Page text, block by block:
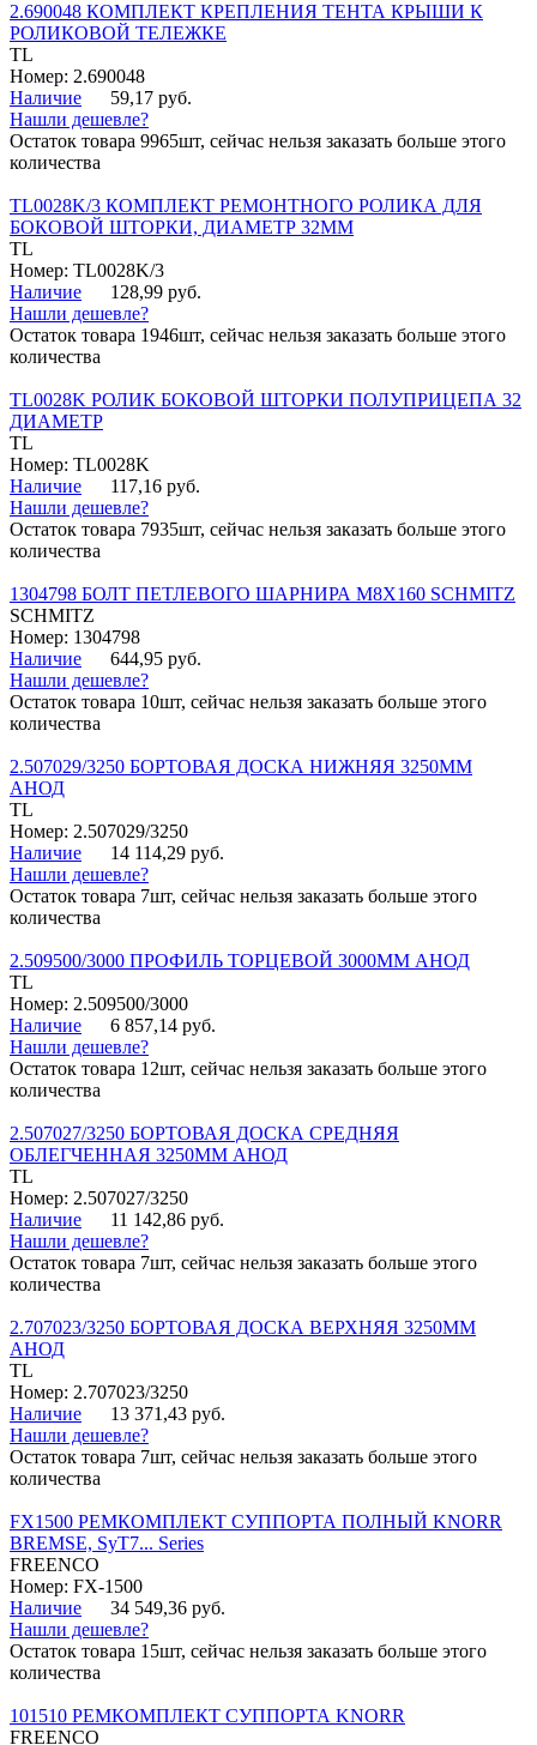
2.690048 КОМПЛЕКТ КРЕПЛЕНИЯ ТЕНТА КРЫШИ К
РОЛИКОВОЙ ТЕЛЕЖКЕ
TL
Номер: 2.690048
Наличие
59,17 руб.
Нашли дешевле?
Остаток товара 9965шт, сейчас нельзя заказать больше этого
количества
TL0028K/3 КОМПЛЕКТ РЕМОНТНОГО РОЛИКА ДЛЯ
БОКОВОЙ ШТОРКИ, ДИАМЕТР 32ММ
TL
Номер: TL0028K/3
Наличие
128,99 руб.
Нашли дешевле?
Остаток товара 1946шт, сейчас нельзя заказать больше этого
количества
TL0028K РОЛИК БОКОВОЙ ШТОРКИ ПОЛУПРИЦЕПА 32
ДИАМЕТР
TL
Номер: TL0028K
Наличие
117,16 руб.
Нашли дешевле?
Остаток товара 7935шт, сейчас нельзя заказать больше этого
количества
1304798 БОЛТ ПЕТЛЕВОГО ШАРНИРА М8Х160 SCHMITZ
SCHMITZ
Номер: 1304798
Наличие
644,95 руб.
Нашли дешевле?
Остаток товара 10шт, сейчас нельзя заказать больше этого
количества
2.507029/3250 БОРТОВАЯ ДОСКА НИЖНЯЯ 3250ММ
АНОД
TL
Номер: 2.507029/3250
Наличие
14 114,29 руб.
Нашли дешевле?
Остаток товара 7шт, сейчас нельзя заказать больше этого
количества
2.509500/3000 ПРОФИЛЬ ТОРЦЕВОЙ 3000ММ АНОД
TL
Номер: 2.509500/3000
Наличие
6 857,14 руб.
Нашли дешевле?
Остаток товара 12шт, сейчас нельзя заказать больше этого
количества
2.507027/3250 БОРТОВАЯ ДОСКА СРЕДНЯЯ
ОБЛЕГЧЕННАЯ 3250ММ АНОД
TL
Номер: 2.507027/3250
Наличие
11 142,86 руб.
Нашли дешевле?
Остаток товара 7шт, сейчас нельзя заказать больше этого
количества
2.707023/3250 БОРТОВАЯ ДОСКА ВЕРХНЯЯ 3250ММ
АНОД
TL
Номер: 2.707023/3250
Наличие
13 371,43 руб.
Нашли дешевле?
Остаток товара 7шт, сейчас нельзя заказать больше этого
количества
FX1500 РЕМКОМПЛЕКТ СУППОРТА ПОЛНЫЙ KNORR
BREMSE, SyT7... Series
FREENCO
Номер: FX-1500
Наличие
34 549,36 руб.
Нашли дешевле?
Остаток товара 15шт, сейчас нельзя заказать больше этого
количества
101510 РЕМКОМПЛЕКТ СУППОРТА KNORR
FREENCO